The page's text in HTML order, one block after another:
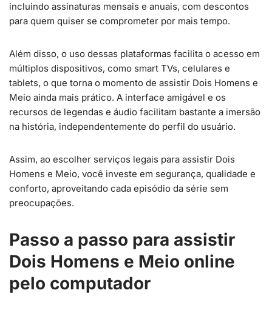
incluindo assinaturas mensais e anuais, com descontos
para quem quiser se comprometer por mais tempo.
Além disso, o uso dessas plataformas facilita o acesso em
múltiplos dispositivos, como smart TVs, celulares e
tablets, o que torna o momento de assistir Dois Homens e
Meio ainda mais prático. A interface amigável e os
recursos de legendas e áudio facilitam bastante a imersão
na história, independentemente do perfil do usuário.
Assim, ao escolher serviços legais para assistir Dois
Homens e Meio, você investe em segurança, qualidade e
conforto, aproveitando cada episódio da série sem
preocupações.
Passo a passo para assistir
Dois Homens e Meio online
pelo computador